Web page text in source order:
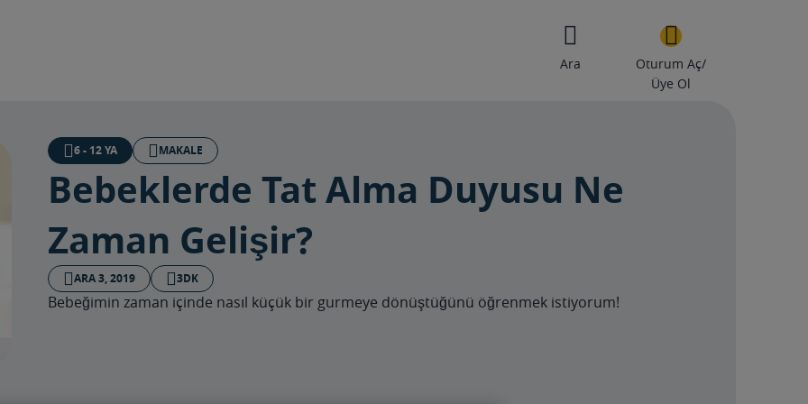
Ara
Oturum Aç/
Üye Ol
6 - 12 YA MAKALE
Bebeklerde Tat Alma Duyusu Ne
Zaman Gelişir?
ARA 3, 2019 3DK
Bebeğimin zaman içinde nasıl küçük bir gurmeye dönüştüğünü öğrenmek istiyorum!